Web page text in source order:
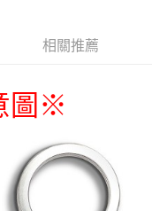
相關推薦
※